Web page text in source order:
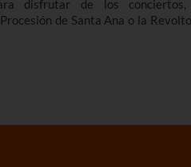
disfrutar de los
de Santa Ana o la